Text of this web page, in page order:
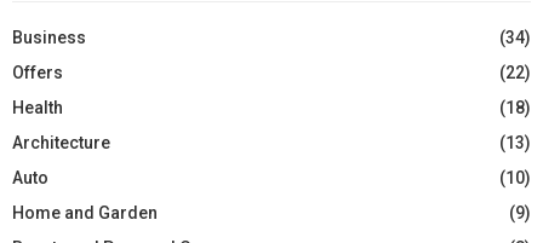
Business
(34)
Offers
(22)
Health
(18)
Architecture
(13)
Auto
(10)
Home and Garden
(9)